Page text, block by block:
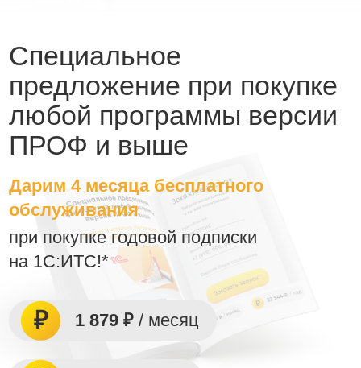
Специальное
предложение при покупке
любой программы версии
ПРОФ и выше
Дарим 4 месяца бесплатного
обслуживания
при покупке годовой подписки
на 1С:ИТС!*
1 879 ₽ / месяц